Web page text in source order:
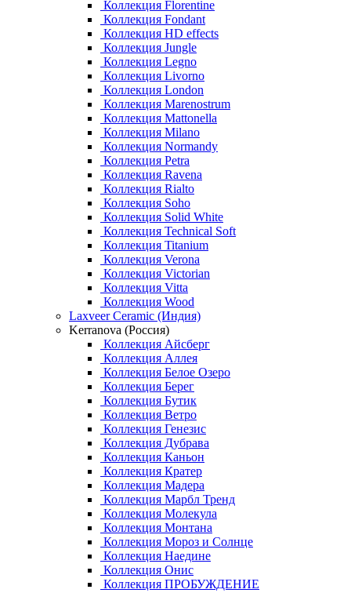
Коллекция Florentine
Коллекция Fondant
Коллекция HD effects
Коллекция Jungle
Коллекция Legno
Коллекция Livorno
Коллекция London
Коллекция Marenostrum
Коллекция Mattonella
Коллекция Milano
Коллекция Normandy
Коллекция Petra
Коллекция Ravena
Коллекция Rialto
Коллекция Soho
Коллекция Solid White
Коллекция Technical Soft
Коллекция Titanium
Коллекция Verona
Коллекция Victorian
Коллекция Vitta
Коллекция Wood
Laxveer Ceramic (Индия)
Kerranova (Россия)
Коллекция Айсберг
Коллекция Аллея
Коллекция Белое Озеро
Коллекция Берег
Коллекция Бутик
Коллекция Ветро
Коллекция Генезис
Коллекция Дубрава
Коллекция Каньон
Коллекция Кратер
Коллекция Мадера
Коллекция Марбл Тренд
Коллекция Молекула
Коллекция Монтана
Коллекция Мороз и Солнце
Коллекция Наедине
Коллекция Онис
Коллекция ПРОБУЖДЕНИЕ